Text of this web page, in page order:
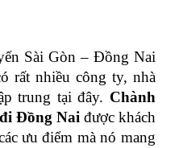
Sài Gòn – Đồng Nai
rất nhiều công ty, nhà
trung tại đây. Chành
Đồng Nai được khách
ưu điểm mà nó mang